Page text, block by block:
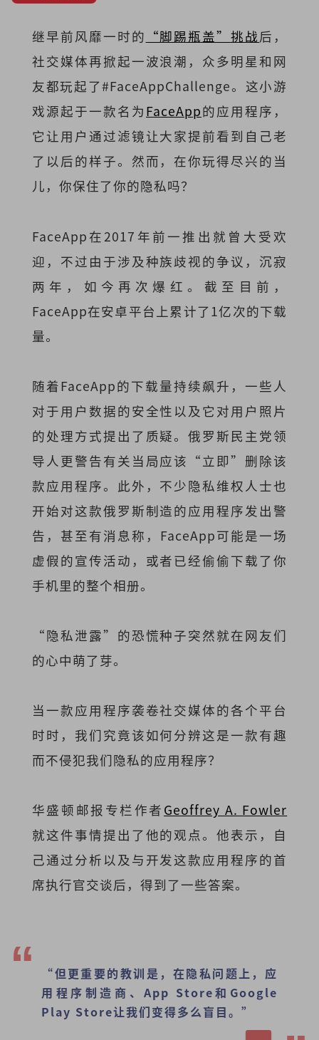
继早前风靡一时的 “脚踢瓶盖”挑战后，
社交媒体再掀起一波浪潮，众多明星和网
友都玩起了#FaceAppChallenge。这小游
戏源起于一款名为 FaceApp的应用程序，
它让用户通过滤镜让大家提前看到自己老
了以后的样子。然而，在你玩得尽兴的当
儿，你保住了你的隐私吗？
FaceApp在2017年前一推出就曾大受欢
迎，不过由于涉及种族歧视的争议，沉寂
两年，如今再次爆红。截至目前，
FaceApp在安卓平台上累计了1亿次的下载
量。
随着FaceApp的下载量持续飙升，一些人
对于用户数据的安全性以及它对用户照片
的处理方式提出了质疑。俄罗斯民主党领
导人更警告有关当局应该“立即”删除该
款应用程序。此外，不少隐私维权人士也
开始对这款俄罗斯制造的应用程序发出警
告，甚至有消息称，FaceApp可能是一场
虚假的宣传活动，或者已经偷偷下载了你
手机里的整个相册。
“隐私泄露”的恐慌种子突然就在网友们
的心中萌了芽。
当一款应用程序袭卷社交媒体的各个平台
时时，我们究竟该如何分辨这是一款有趣
而不侵犯我们隐私的应用程序？
华盛顿邮报专栏作者 Geoffrey A. Fowler
就这件事情提出了他的观点。他表示，自
己通过分析以及与开发这款应用程序的首
席执行官交谈后，得到了一些答案。
“但更重要的教训是，在隐私问题上，应
用程序制造商、App Store和Google
Play Store让我们变得多么盲目。”